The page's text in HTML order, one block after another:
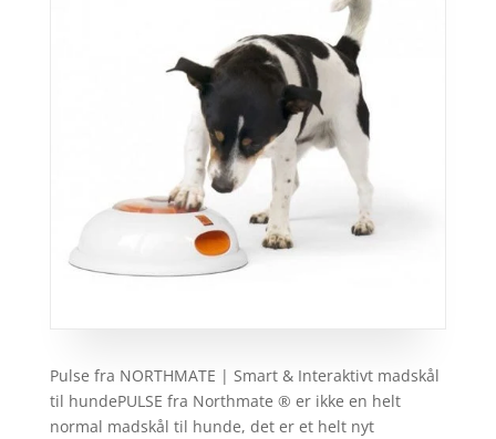
Pulse fra NORTHMATE | Smart & Interaktivt madskål
til hundePULSE fra Northmate ® er ikke en helt
normal madskål til hunde, det er et helt nyt